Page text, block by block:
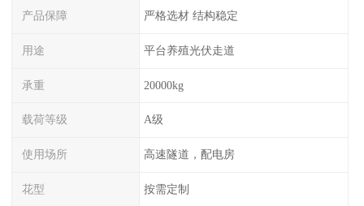
产品保障 严格选材 结构稳定
用途 平台养殖光伏走道
承重 20000kg
载荷等级 A级
使用场所 高速隧道，配电房
花型 按需定制